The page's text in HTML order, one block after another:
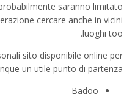
saranno limitato
cercare anche in vicini
luoghi too.
sito disponibile online per
un utile punto di partenza.
Badoo